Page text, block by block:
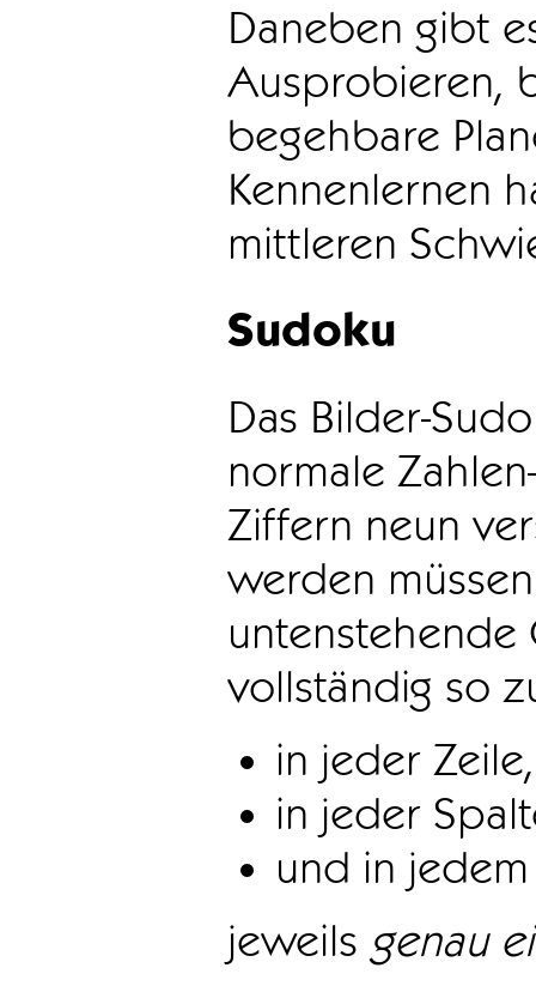
Daneben gibt
Ausprobieren,
begehbare
Kennenlernen
mittleren
Sudoku
Das Bilder-
normale
Ziffern neun
werden
vollständig so
in jeder Zeile,
in jeder
und in
jeweils genau